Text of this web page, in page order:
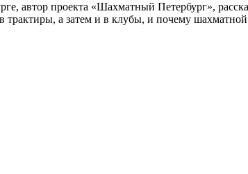
автор проекта «Шахматный Петербург»,
а затем и в клубы, и почему